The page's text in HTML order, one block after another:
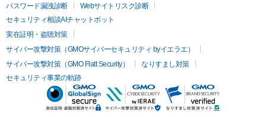
パスワード漏洩診断
Webサイトリスク診断
セキュリティ相談AIチャットボット
実在証明・盗聴対策
サイバー攻撃対策（GMOサイバーセキュリティ byイエラエ）
サイバー攻撃対策（GMO Flatt Security）
なりすまし対策
セキュリティ事業の軌跡